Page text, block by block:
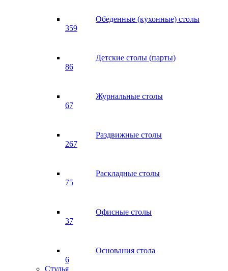
Обеденные (кухонные) столы
359
Детские столы (парты)
86
Журнальные столы
67
Раздвижные столы
267
Раскладные столы
75
Офисные столы
37
Основания стола
6
Стулья